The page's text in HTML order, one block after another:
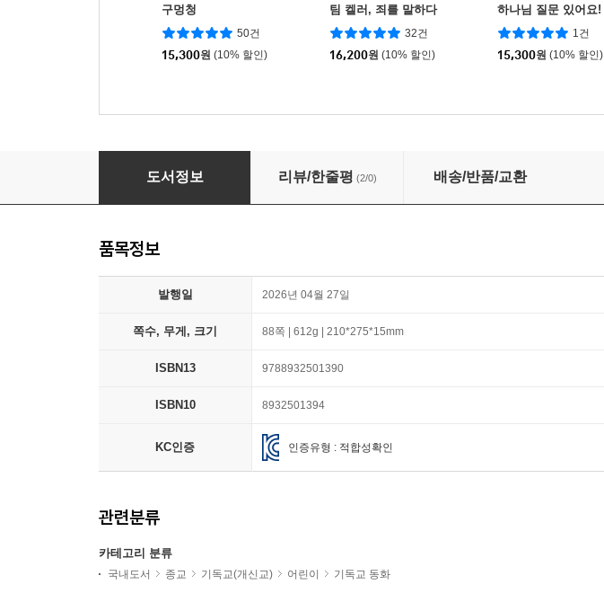
구멍청
50건
15,300원 (10% 할인)
팀 켈러, 죄를 말하다
32건
16,200원 (10% 할인)
하나님 질문 있어요!
1건
15,300원 (10% 할인)
모여라 하나 둘 셋!
도서정보 리뷰/한줄평 (2/0) 배송/반품/교환
품목정보
발행일 2026년 04월 27일
쪽수, 무게, 크기 88쪽 | 612g | 210*275*15mm
ISBN13 9788932501390
ISBN10 8932501394
KC인증 인증유형 : 적합성확인
관련분류
카테고리 분류
국내도서 종교 기독교(개신교) 어린이 기독교 동화